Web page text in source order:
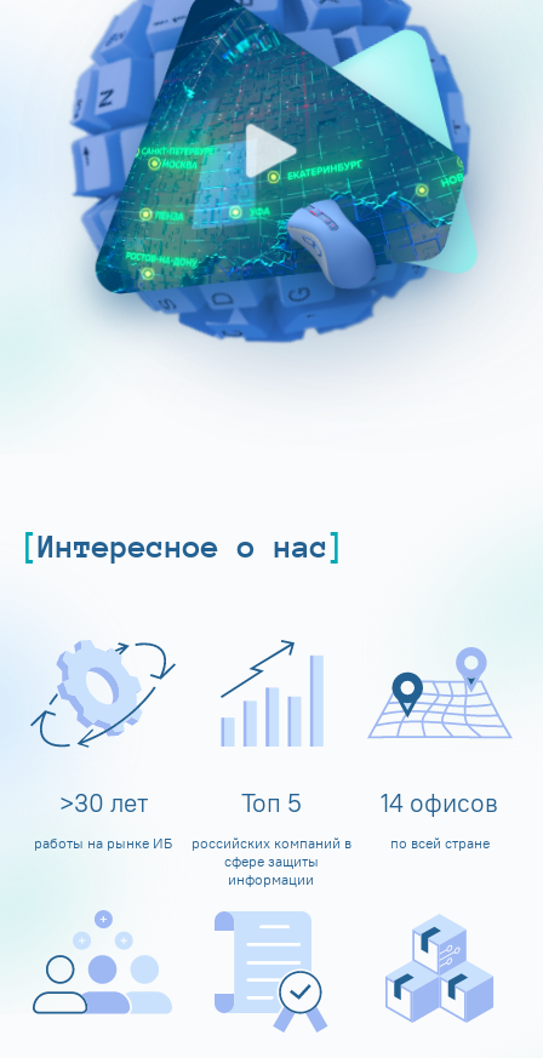
Интересное о нас
>30 лет
работы на рынке ИБ
Топ 5
российских компаний в
сфере защиты
информации
14 офисов
по всей стране